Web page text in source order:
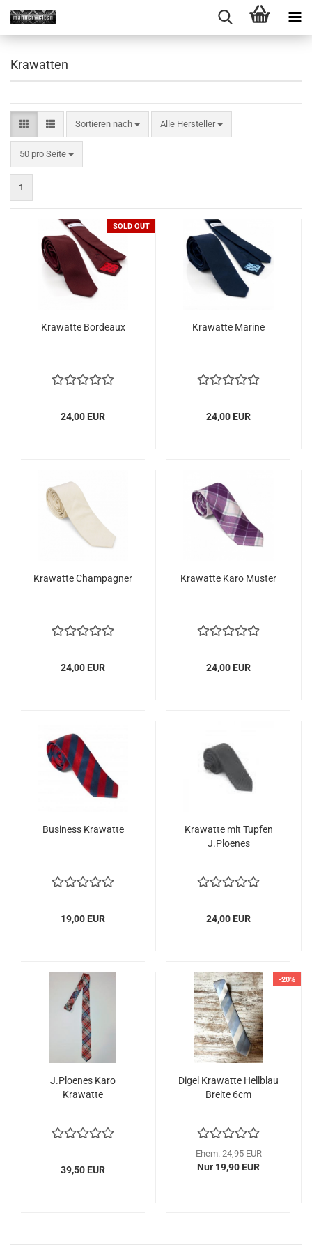
Krawatten
Sortieren nach
Sortieren nach Alle Hersteller
50 pro Seite
pro Seite
1
SOLD OUT
Krawatte Bordeaux
24,00 EUR
Krawatte Marine
24,00 EUR
Krawatte Champagner
24,00 EUR
Krawatte Karo Muster
24,00 EUR
Business Krawatte
19,00 EUR
Krawatte mit Tupfen
J.Ploenes
24,00 EUR
J.Ploenes Karo
Krawatte
39,50 EUR
-20%
Digel Krawatte Hellblau
Breite 6cm
Ehem. 24,95 EUR
Nur 19,90 EUR